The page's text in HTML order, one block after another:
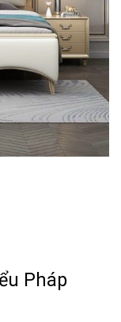
Pháp